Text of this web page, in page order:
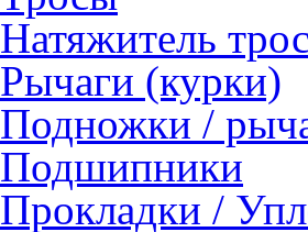
Натяжитель
Рычаги (курки)
Подножки /
Подшипники
Прокладки /